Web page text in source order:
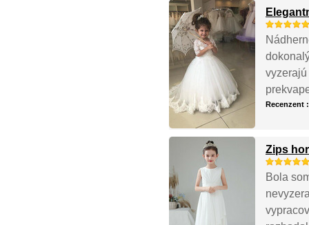
Recenzent
Zips
Bola